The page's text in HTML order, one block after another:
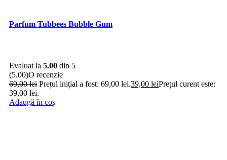
Parfum Tubbees Bubble Gum
Evaluat la 5.00 din 5
(5.00)O recenzie
69,00lei Prețul inițial a fost: 69,00 lei.39,00 leiPrețul curent este:
39,00 lei.
Adaugă în coș